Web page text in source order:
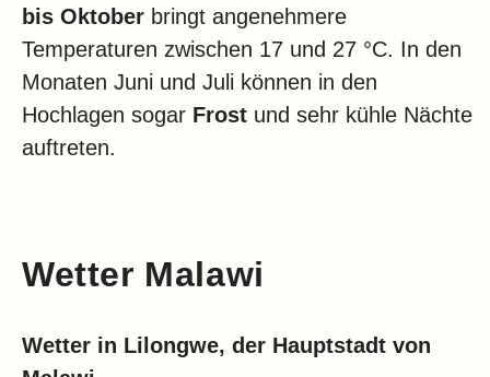
bis Oktober bringt angenehmere
Temperaturen zwischen 17 und 27 °C. In den
Monaten Juni und Juli können in den
Hochlagen sogar Frost und sehr kühle Nächte
auftreten.
Wetter Malawi
Wetter in Lilongwe, der Hauptstadt von